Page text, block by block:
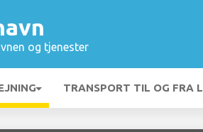
og tjenester
TRANSPORT TIL OG FRA